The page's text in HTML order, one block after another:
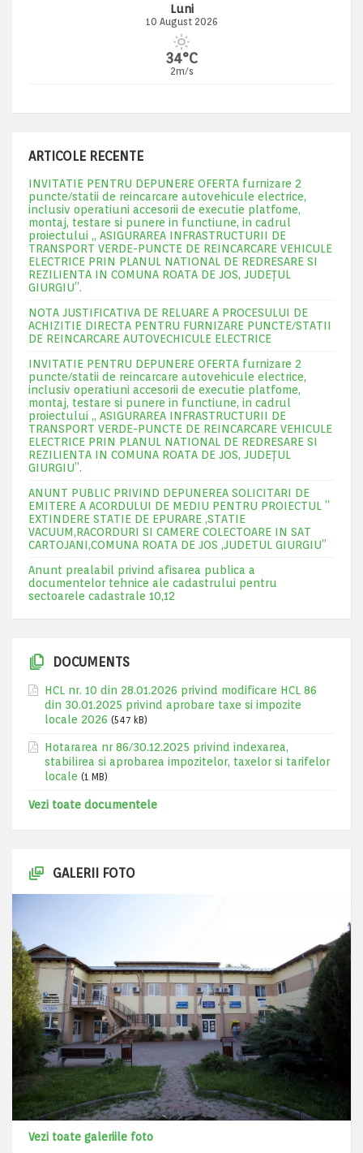
Luni
10 August 2026
34°C
2m/s
ARTICOLE RECENTE
INVITATIE PENTRU DEPUNERE OFERTA furnizare 2
puncte/statii de reincarcare autovehicule electrice,
inclusiv operatiuni accesorii de executie platfome,
montaj, testare si punere in functiune, in cadrul
proiectului „ ASIGURAREA INFRASTRUCTURII DE
TRANSPORT VERDE-PUNCTE DE REINCARCARE VEHICULE
ELECTRICE PRIN PLANUL NATIONAL DE REDRESARE SI
REZILIENTA IN COMUNA ROATA DE JOS, JUDEŢUL
GIURGIU”.
NOTA JUSTIFICATIVA DE RELUARE A PROCESULUI DE
ACHIZITIE DIRECTA PENTRU FURNIZARE PUNCTE/STATII
DE REINCARCARE AUTOVECHICULE ELECTRICE
INVITATIE PENTRU DEPUNERE OFERTA furnizare 2
puncte/statii de reincarcare autovehicule electrice,
inclusiv operatiuni accesorii de executie platfome,
montaj, testare si punere in functiune, in cadrul
proiectului „ ASIGURAREA INFRASTRUCTURII DE
TRANSPORT VERDE-PUNCTE DE REINCARCARE VEHICULE
ELECTRICE PRIN PLANUL NATIONAL DE REDRESARE SI
REZILIENTA IN COMUNA ROATA DE JOS, JUDEŢUL
GIURGIU”.
ANUNT PUBLIC PRIVIND DEPUNEREA SOLICITARI DE
EMITERE A ACORDULUI DE MEDIU PENTRU PROIECTUL ”
EXTINDERE STATIE DE EPURARE ,STATIE
VACUUM,RACORDURI SI CAMERE COLECTOARE IN SAT
CARTOJANI,COMUNA ROATA DE JOS ,JUDETUL GIURGIU”
Anunt prealabil privind afisarea publica a
documentelor tehnice ale cadastrului pentru
sectoarele cadastrale 10,12
DOCUMENTS
HCL nr. 10 din 28.01.2026 privind modificare HCL 86
din 30.01.2025 privind aprobare taxe si impozite
locale 2026 (547 kB)
Hotararea nr 86/30.12.2025 privind indexarea,
stabilirea si aprobarea impozitelor, taxelor si tarifelor
locale (1 MB)
Vezi toate documentele
GALERII FOTO
Vezi toate galeriile foto